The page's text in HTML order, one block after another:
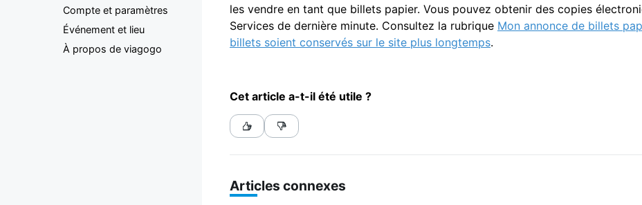
Compte et paramètres
Événement et lieu
À propos de viagogo
les vendre en tant que billets papier. Vous pouvez obtenir des copies
Services de dernière minute. Consultez la rubrique Mon annonce de billets
billets soient conservés sur le site plus longtemps.
Cet article a-t-il été utile ?
Articles connexes